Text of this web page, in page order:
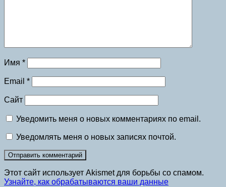
Имя *
Email *
Сайт
Уведомить меня о новых комментариях по email.
Уведомлять меня о новых записях почтой.
Этот сайт использует Akismet для борьбы со спамом.
Узнайте, как обрабатываются ваши данные